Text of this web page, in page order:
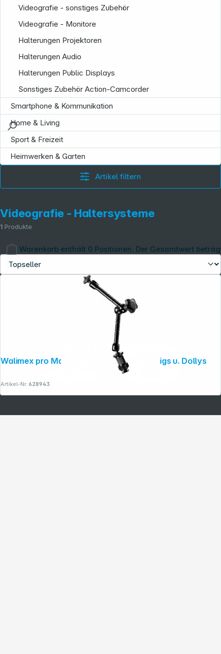
Warenkorb enthält 0 Positionen. Der Gesamtwert
Videografie - sonstiges Zubehör
Videografie - Monitore
Halterungen Projektoren
Halterungen Audio
Halterungen Public Displays
Sonstiges Zubehör Action-Camcorder
Smartphone & Kommunikation
Home & Living
Sport & Freizeit
Heimwerken & Garten
Artikel filtern
Videografie - Haltersysteme
1 Produkte
Walimex pro Magic Arm 28cm für DSLR Rigs u. Dollys
Artikel-Nr.:628943